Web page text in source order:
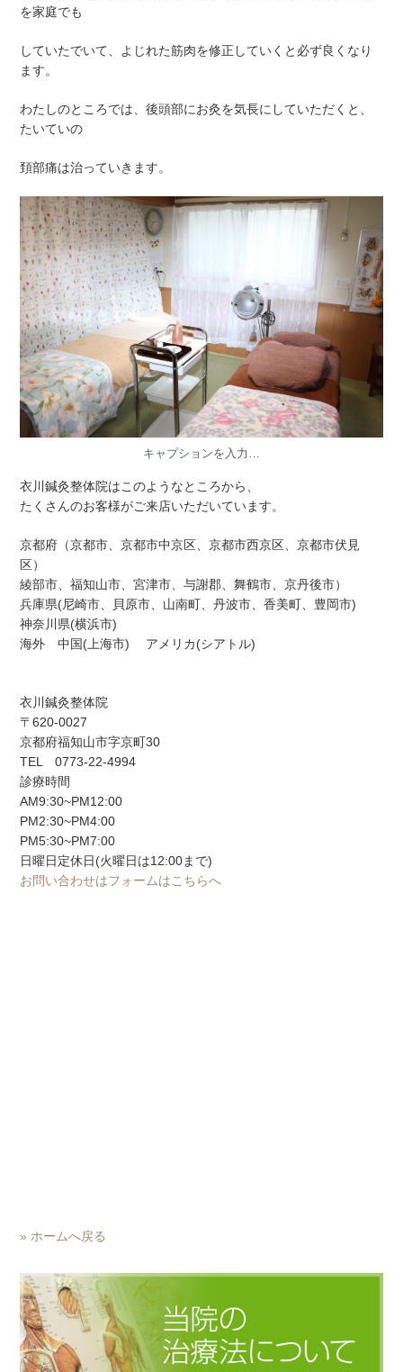
を家庭でも
していたでいて、よじれた筋肉を修正していくと必ず良くなり
ます。
わたしのところでは、後頭部にお灸を気長にしていただくと、
たいていの
頚部痛は治っていきます。
キャプションを入力…
衣川鍼灸整体院はこのようなところから、
たくさんのお客様がご来店いただいています。
京都府（京都市、京都市中京区、京都市西京区、京都市伏見
区）
綾部市、福知山市、宮津市、与謝郡、舞鶴市、京丹後市）
兵庫県(尼崎市、貝原市、山南町、丹波市、香美町、豊岡市)
神奈川県(横浜市)
海外 中国(上海市) アメリカ(シアトル)
衣川鍼灸整体院
〒620-0027
京都府福知山市字京町30
TEL 0773-22-4994
診療時間
AM9:30~PM12:00
PM2:30~PM4:00
PM5:30~PM7:00
日曜日定休日(火曜日は12:00まで)
お問い合わせはフォームはこちらへ
» ホームへ戻る